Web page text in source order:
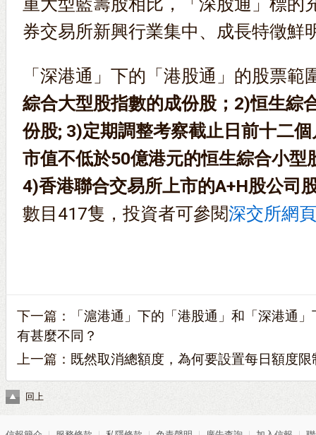
券交易所新興行業集中、成長特徵鮮
「深港通」下的「港股通」的股票
綜合大型股指數的成份股；2)恒生綜
份股; 3)定期調整考察截止日前十二
市值不低於50億港元的恒生綜合小型
4)香港聯合交易所上市的A+H股公司
數目417隻，投資者可參閱深交所網
下一篇：
「滬港通」下的「港股通」和「深港通
有甚麼不同？
上一篇： 既然取消總額度，為何要設置每日額度限
回上